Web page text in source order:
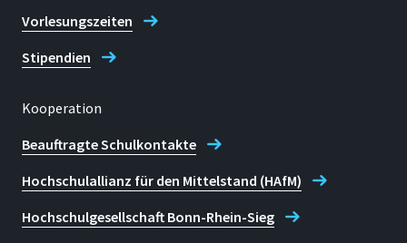
Vorlesungszeiten
Stipendien
Kooperation
Beauftragte Schulkontakte
Hochschulallianz für den Mittelstand (HAfM)
Hochschulgesellschaft Bonn-Rhein-Sieg